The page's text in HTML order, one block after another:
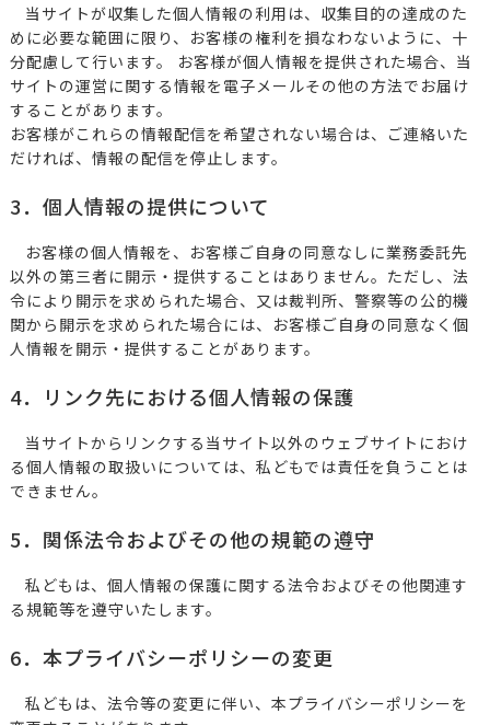
当サイトが収集した個人情報の利用は、収集目的の達成のた
めに必要な範囲に限り、お客様の権利を損なわないように、十
分配慮して行います。 お客様が個人情報を提供された場合、当
サイトの運営に関する情報を電子メールその他の方法でお届け
することがあります。
お客様がこれらの情報配信を希望されない場合は、ご連絡いた
だければ、情報の配信を停止します。
3．個人情報の提供について
お客様の個人情報を、お客様ご自身の同意なしに業務委託先
以外の第三者に開示・提供することはありません。ただし、法
令により開示を求められた場合、又は裁判所、警察等の公的機
関から開示を求められた場合には、お客様ご自身の同意なく個
人情報を開示・提供することがあります。
4．リンク先における個人情報の保護
当サイトからリンクする当サイト以外のウェブサイトにおけ
る個人情報の取扱いについては、私どもでは責任を負うことは
できません。
5．関係法令およびその他の規範の遵守
私どもは、個人情報の保護に関する法令およびその他関連す
る規範等を遵守いたします。
6．本プライバシーポリシーの変更
私どもは、法令等の変更に伴い、本プライバシーポリシーを